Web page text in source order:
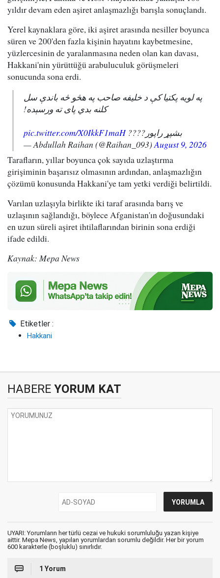
yıldır devam eden aşiret anlaşmazlığı barışla sonuçlandı.
Yerel kaynaklara göre, iki aşiret arasında nesiller boyunca
süren ve 200'den fazla kişinin hayatını kaybetmesine,
yüzlercesinin de yaralanmasına neden olan kan davası,
Hakkani'nin yürüttüğü arabuluculuk görüşmeleri
sonucunda sona erdi.
په لویه پکتیا کې د خلیفه صاحب په هڅو څه باندې سل
کلنه بدي پای ته ورسېده!
بشپړ راپور????pic.twitter.com/X0IkkF1maH
— Abdullah Raihan (@Raihan_093)August 9, 2026
Tarafların, yıllar boyunca çok sayıda uzlaştırma
girişiminin başarısız olmasının ardından, anlaşmazlığın
çözümü konusunda Hakkani'ye tam yetki verdiği belirtildi.
Varılan uzlaşıyla birlikte iki taraf arasında barış ve
uzlaşının sağlandığı, böylece Afganistan'ın doğusundaki
en uzun süreli aşiret ihtilaflarından birinin sona erdiği
ifade edildi.
Kaynak: Mepa News
Etiketler :
Hakkani
HABERE YORUM KAT
UYARI: Yorumların her türlü cezai ve hukuki sorumluluğu yazan kişiye
aittir. Mepa News, yapılan yorumlardan sorumlu değildir. Her bir yorum
600 karakterle (boşluklu) sınırlıdır.
1 Yorum